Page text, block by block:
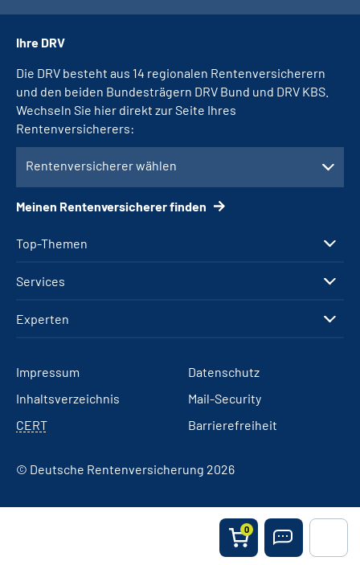
0
Top-Themen
Services
Experten
Ihre DRV
Die DRV besteht aus 14 regionalen Rentenversicherern
und den beiden Bundesträgern DRV Bund und DRV KBS.
Wechseln Sie hier direkt zur Seite Ihres
Rentenversicherers:
Rentenversicherer wählen
Meinen Rentenversicherer finden
Impressum
Datenschutz
Inhaltsverzeichnis
Mail-Security
CERT
Barrierefreiheit
© Deutsche Rentenversicherung 2026